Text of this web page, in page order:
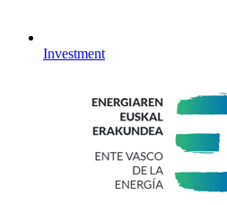
Investment